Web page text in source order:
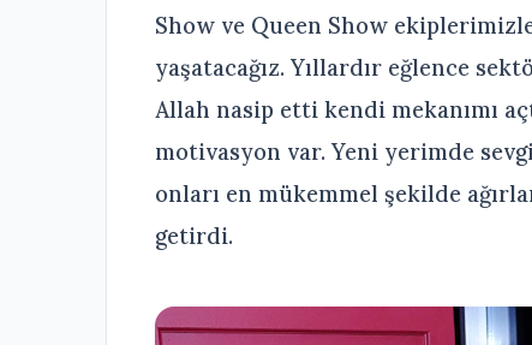
Show ve Queen Show
yaşatacağız. Yıllardır eğlence
Allah nasip etti kendi mekanımı
motivasyon var. Yeni yerimde
onları en mükemmel şekilde
getirdi.